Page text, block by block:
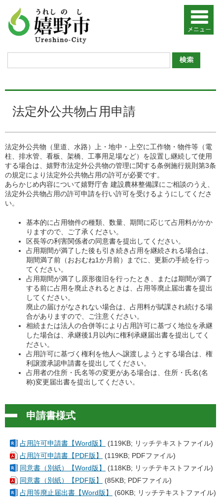
法定外公共物占用申請
法定外公共物（里道、水路）上・地中・上空に工作物・物件等（電
柱、排水管、看板、架橋、工事用足場など）を設置し継続して使用
する場合は、嬉野市法定外公共物の管理に関する条例施行規則第3条
の規定により法定外公共物占用の許可が必要です。
あらかじめ内容について嬉野庁舎 建設農林整備課にご相談のうえ、
法定外公共物占用の許可申請を行い許可を受けるようにしてくださ
い。
基本的に占用物件の種類、数量、期間に応じて占用料がかか
りますので、ご了承ください。
区長等の利害関係者の同意書を提出してください。
占用期間が満了した後も引き続き占用を継続される場合は、
期間満了前（おおむね1か月前）までに、更新の手続を行っ
てください。
占用期間が満了し原形復旧を行ったとき、または期間が満了
する前に占用を廃止されるときは、占用等廃止届出書を提出
してください。
廃止の届けがなされない場合は、占用料が賦課され続ける場
合がありますので、ご注意ください。
相続または法人の合併等により占用許可に基づく地位を承継
した場合は、承継後1月以内に権利承継届出書を提出してく
ださい。
占用許可に基づく権利を他人へ譲渡しようとする場合は、権
利譲渡承認申請書を提出してください。
占用者の住所・氏名等の変更がある場合は、住所・氏名(名
称)変更届出書を提出してください。
申請書様式
占用許可申請書【Word版】
(119KB; リッチテキストファイル)
占用許可申請書【PDF版】
(119KB; PDFファイル)
同意書（別紙）【Word版】
(118KB; リッチテキストファイル)
同意書（別紙）【PDF版】
(85KB; PDFファイル)
占用等廃止届出書【Word版】
(60KB; リッチテキストファイル)